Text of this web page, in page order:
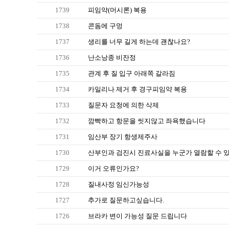
1739 피임약(머시론) 복용
1738 콘돔에 구멍
1737 생리를 너무 길게 하는데 괜찮나요?
1736 난소낭종 비잔정
1735 관계 후 질 입구 아래쪽 갈라짐
1734 카일리나 제거 후 경구피임약 복용
1733 질문자 요청에 의한 삭제
1732 깜빡하고 항문을 씻지않고 좌욕했습니다
1731 임산부 장기 항생제주사
1730 산부인과 검진시 진료사실을 누군가 열람할 수
1729 이거 오류인가요?
1728 질내사정 임신가능성
1727 추가로 질문하고싶습니다.
1726 브라카 변이 가능성 질문 드립니다